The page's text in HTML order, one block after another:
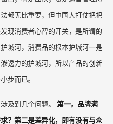
对象，它背后符合一些
本质还是更偏向规律
创新和迭代就已经相当
是所谓的平台算法，
算准人心，这是生意增长的根
，“道、天、地、将、法”，天是